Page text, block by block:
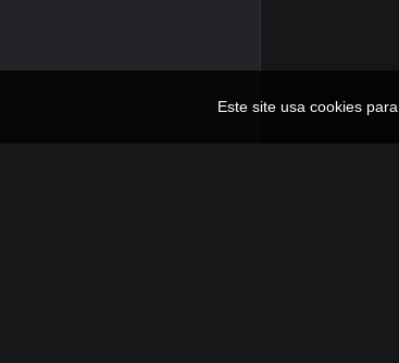
Este site usa cookies